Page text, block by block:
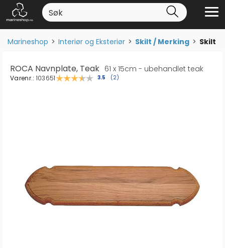
Marineshop>Interiør og Eksteriør>Skilt / Merking>Skilt
ROCA Navnplate, Teak 61 x 15cm - ubehandlet teak
Varenr.: 103651 Gjennomsnittskarakter:
3.5 (stemmer:
2)